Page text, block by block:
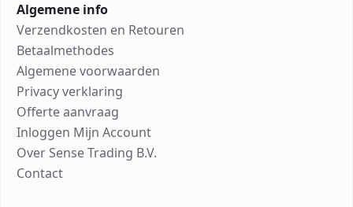
Algemene info
Verzendkosten en Retouren
Betaalmethodes
Algemene voorwaarden
Privacy verklaring
Offerte aanvraag
Inloggen Mijn Account
Over Sense Trading B.V.
Contact